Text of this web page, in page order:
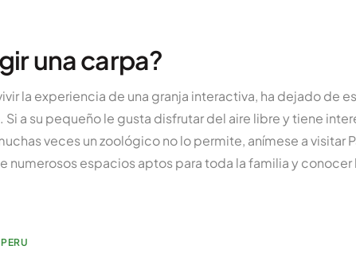
una carpa?
la experiencia de una granja interactiva, ha dejado de
a su pequeño le gusta disfrutar del aire libre y tiene
veces un zoológico no lo permite, anímese a visitar
numerosos espacios aptos para toda la familia y
PERU